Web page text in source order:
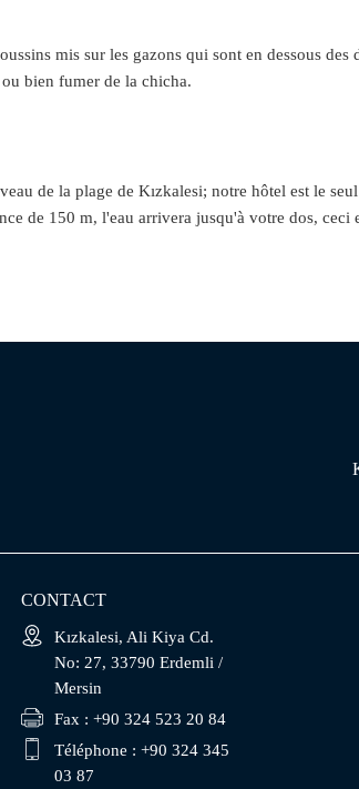
mis sur les gazons qui sont en dessous
bien fumer de la chicha.
de la plage de Kızkalesi; notre hôtel est le
de 150 m, l'eau arrivera jusqu'à votre dos, ceci
CONTACT
Kızkalesi, Ali Kiya Cd.
No: 27, 33790 Erdemli /
Mersin
Fax : +90 324 523 20 84
Téléphone : +90 324 345
03 87